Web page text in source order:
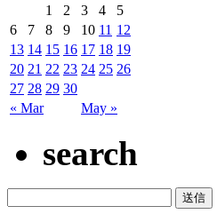
« Mar May »
1 2 3 4
5
6
7 8 9 10 11 12
13 14 15 16 17 18 19
20 21 22 23 24 25 26
27 28 29 30
search